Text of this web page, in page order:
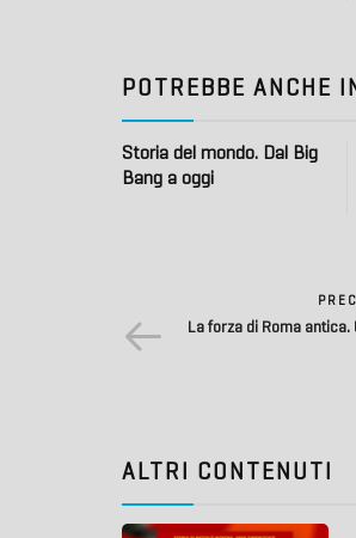
POTREBBE ANCHE
Storia del mondo. Dal Big
Bang a oggi
La forza di Roma antica.
ALTRI CONTENUTI